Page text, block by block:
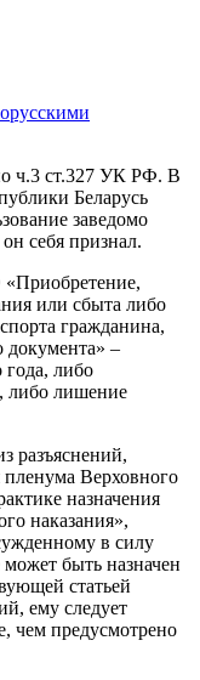
ч.3 ст.327 УК РФ. В
Беларусь
заведомо
себя признал.
или сбыта либо
гражданина,
документа» –
года, либо
либо лишение
разъяснений,
Верховного
назначения
наказания»,
в силу
быть назначен
статьей
ему следует
чем предусмотрено